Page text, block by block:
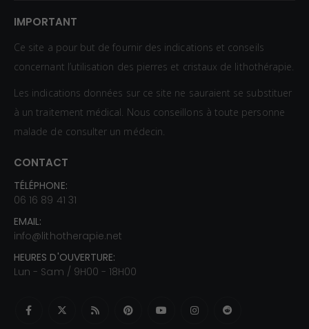
IMPORTANT
Ce site a pour but de fournir des indications et conseils
concernant l’utilisation des pierres et cristaux de lithothérapie.
Les indications données sur ce site ne sauraient se substituer
à un traitement médical. Nous conseillons à toute personne
malade de consulter un médecin.
CONTACT
TÉLÉPHONE:
06 16 89 41 31
EMAIL:
info@lithotherapie.net
HEURES D'OUVERTURE:
Lun - Sam / 9H00 - 18H00